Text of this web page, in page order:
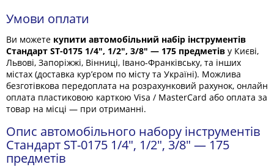
Умови оплати
Ви можете купити автомобільний набір інструментів
Стандарт ST-0175 1/4", 1/2", 3/8" — 175 предметів у Києві,
Львові, Запоріжжі, Вінниці, Івано-Франківську, та інших
містах (доставка кур’єром по місту та Україні). Можлива
безготівкова передоплата на розрахунковий рахунок, онлайн
оплата пластиковою карткою Visa / MasterCard або оплата за
товар на місці — при отриманні.
Опис автомобільного набору інструментів
Стандарт ST-0175 1/4", 1/2", 3/8" — 175
предметів